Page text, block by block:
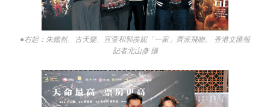
●右起：朱鑑然、古天樂、宣萱和郭羨妮「一家」齊派飛吻。 香港文匯報
記者北山彥 攝